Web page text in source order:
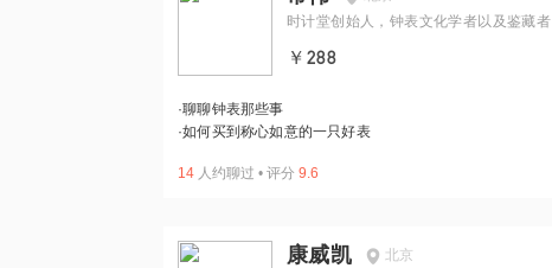
时计堂创始人，钟表文化学者以及鉴藏者
￥288
·聊聊钟表那些事
·如何买到称心如意的一只好表
14 人约聊过 • 评分 9.6
康威凯
北京